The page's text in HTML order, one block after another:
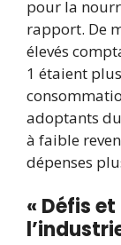
pour la
rapport. De
élevés
1 étaient
adoptants
à faible
dépenses
« Défis